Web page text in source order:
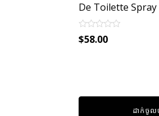
De Toilette Spray
Rated
0
$58.00
ដាក់ចូល